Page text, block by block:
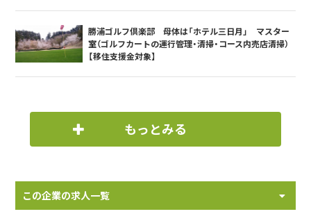
勝浦ゴルフ倶楽部 母体は「ホテル三日月」 マスター
室（ゴルフカートの運行管理・清掃・コース内売店清掃）
【移住支援金対象】
もっとみる
この企業の求人一覧